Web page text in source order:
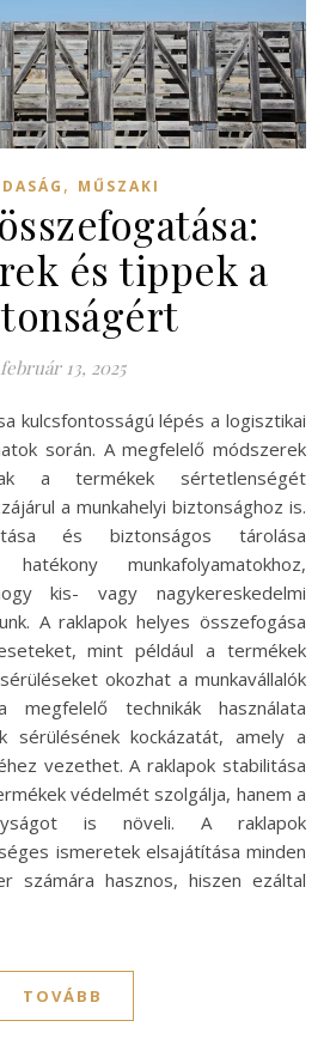
, MŰSZAKI
és tippek a
február 13, 2025
során. A megfelelő módszerek
a termékek sértetlenségét
a munkahelyi biztonsághoz is.
és biztonságos tárolása
munkafolyamatokhoz,
kis- vagy nagykereskedelmi
A raklapok helyes összefogása
mint például a termékek
okozhat a munkavállalók
megfelelő technikák használata
sérülésének kockázatát, amely a
vezethet. A raklapok stabilitása
védelmét szolgálja, hanem a
is növeli. A raklapok
ismeretek elsajátítása minden
számára hasznos, hiszen ezáltal
TOVÁBB